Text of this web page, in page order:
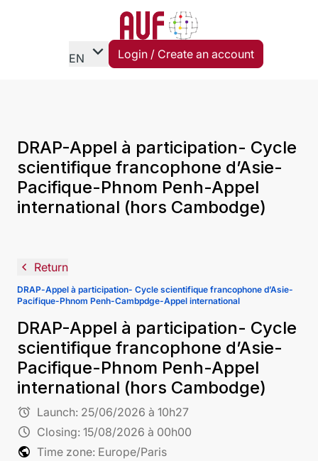
EN expand_more Login / Create an account
DRAP-Appel à participation- Cycle
scientifique francophone d’Asie-
Pacifique-Phnom Penh-Appel
international (hors Cambodge)
navigate_before Return
DRAP-Appel à participation- Cycle scientifique francophone d’Asie-
Pacifique-Phnom Penh-Cambpdge-Appel international
DRAP-Appel à participation- Cycle
scientifique francophone d’Asie-
Pacifique-Phnom Penh-Appel
international (hors Cambodge)
alarm Launch: 25/06/2026 à 10h27
schedule Closing: 15/08/2026 à 00h00
public Time zone: Europe/Paris